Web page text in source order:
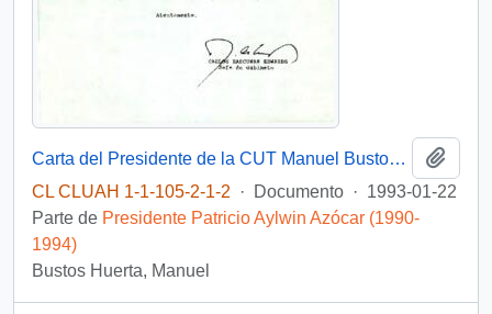
Carta del Presidente de la CUT Manuel Bustos solicita audiencia con el Presidente Aylwin
CL CLUAH 1-1-105-2-1-2
· Documento · 1993-01-22
Parte de Presidente Patricio Aylwin Azócar (1990-
1994)
Bustos Huerta, Manuel